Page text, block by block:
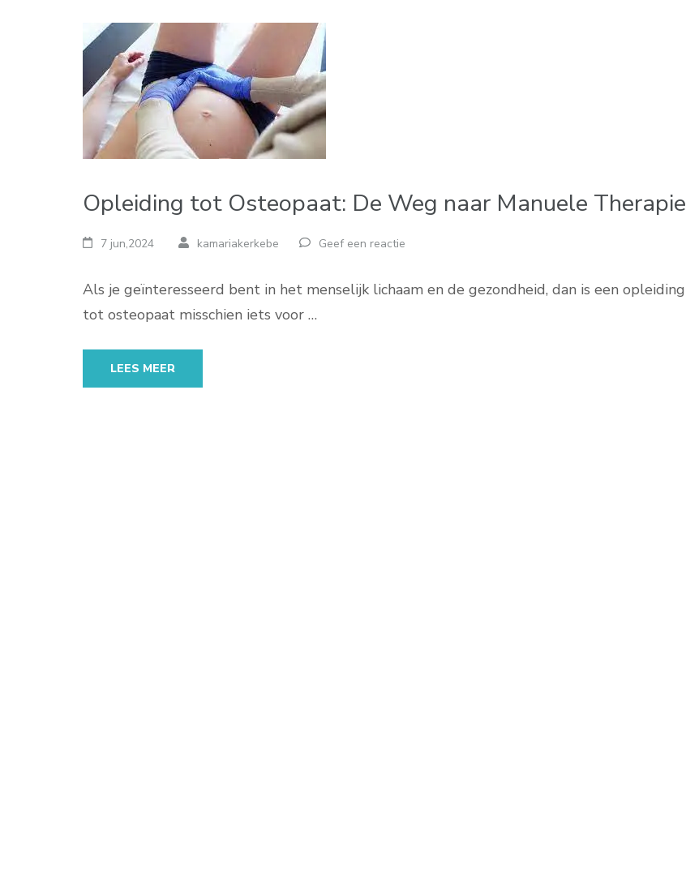
Opleiding tot Osteopaat: De Weg naar Manuele Therapie
7 jun,2024 kamariakerkebe Geef een reactie
Als je geïnteresseerd bent in het menselijk lichaam en de gezondheid, dan is een opleiding
tot osteopaat misschien iets voor …
LEES MEER